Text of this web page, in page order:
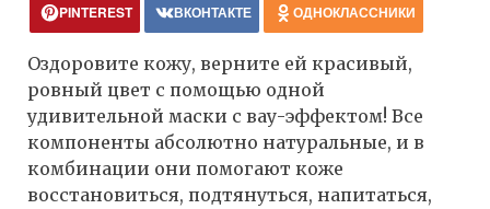
PINTEREST ВКОНТАКТЕ ОДНОКЛАССНИКИ
Оздоровите кожу, верните ей красивый,
ровный цвет с помощью одной
удивительной маски с вау-эффектом! Все
компоненты абсолютно натуральные, и в
комбинации они помогают коже
восстановиться, подтянуться, напитаться,